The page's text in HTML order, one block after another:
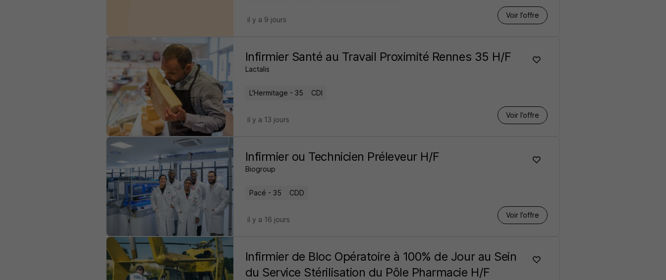
Voir l’offre
il y a 9 jours
Infirmier Santé au Travail Proximité Rennes 35 H/F
Lactalis
L'Hermitage - 35 CDI
Voir l’offre
il y a 13 jours
Infirmier ou Technicien Préleveur H/F
Biogroup
Pacé - 35 CDD
Voir l’offre
il y a 16 jours
Infirmier de Bloc Opératoire à 100% de Jour au Sein
du Service Stérilisation du Pôle Pharmacie H/F